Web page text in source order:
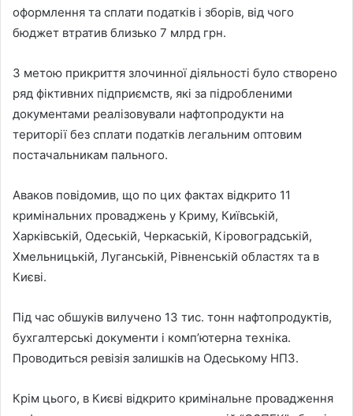
оформлення та сплати податків і зборів, від чого
бюджет втратив близько 7 млрд грн.
З метою прикриття злочинної діяльності було створено
ряд фіктивних підприємств, які за підробленими
документами реалізовували нафтопродукти на
території без сплати податків легальним оптовим
постачальникам пального.
Аваков повідомив, що по цих фактах відкрито 11
кримінальних проваджень у Криму, Київській,
Харківській, Одеській, Черкаській, Кіровоградській,
Хмельницькій, Луганській, Рівненській областях та в
Києві.
Під час обшуків вилучено 13 тис. тонн нафтопродуктів,
бухгалтерські документи і комп’ютерна техніка.
Проводиться ревізія залишків на Одеському НПЗ.
Крім цього, в Києві відкрито кримінальне провадження